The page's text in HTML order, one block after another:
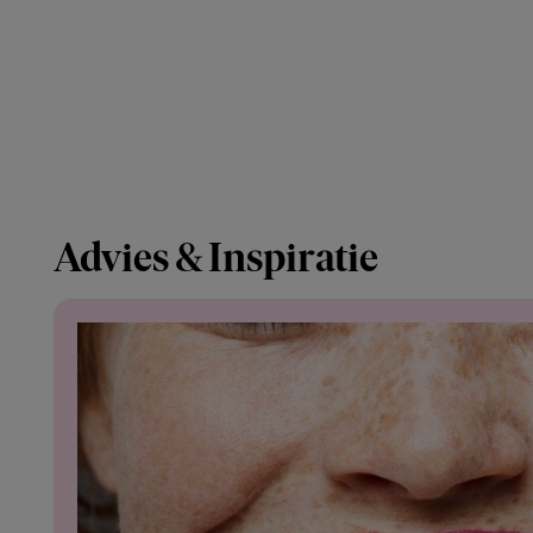
Advies & Inspiratie